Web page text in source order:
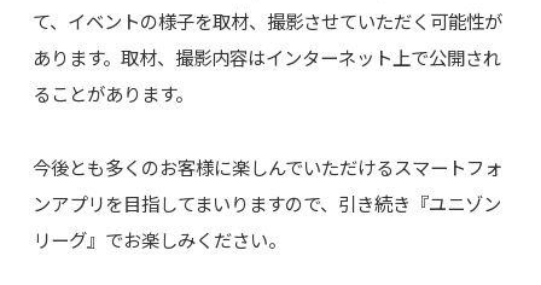
て、イベントの様子を取材、撮影させていただく可能性が
あります。取材、撮影内容はインターネット上で公開され
ることがあります。
今後とも多くのお客様に楽しんでいただけるスマートフォ
ンアプリを目指してまいりますので、引き続き『ユニゾン
リーグ』でお楽しみください。